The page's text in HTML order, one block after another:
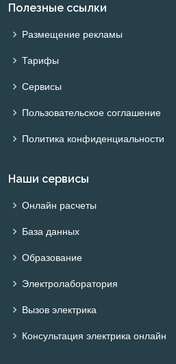
Полезные ссылки
Размещение рекламы
Тарифы
Сервисы
Пользовательское соглашение
Политика конфиденциальности
Наши сервисы
Онлайн расчеты
База данных
Образование
Электролаборатория
Вызов электрика
Консультация электрика онлайн